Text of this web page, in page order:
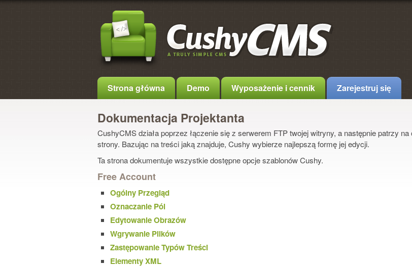
Strona główna Demo Wyposażenie i cennik Zarejestruj się
Dokumentacja Projektanta
CushyCMS działa poprzez łączenie się z serwerem FTP twojej witryny, a następnie patrzy
strony. Bazując na treści jaką znajduje, Cushy wybierze najlepszą formę jej edycji.
Ta strona dokumentuje wszystkie dostępne opcje szablonów Cushy.
Free Account
Ogólny Przegląd
Oznaczanie Pól
Edytowanie Obrazów
Wgrywanie Plików
Zastępowanie Typów Treści
Elementy XML